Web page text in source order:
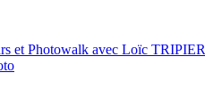
et Photowalk avec Loïc TRIPIER